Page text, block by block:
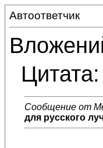
Автоответчик
Цитата:
Сообщение от
для русского